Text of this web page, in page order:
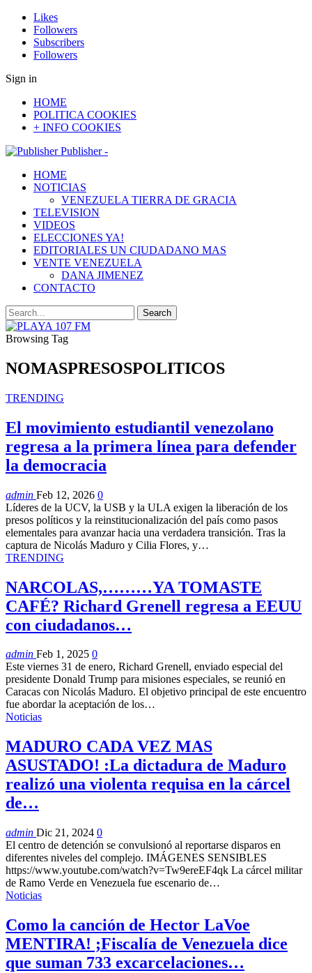
Likes
Followers
Subscribers
Followers
Sign in
HOME
POLITICA COOKIES
+ INFO COOKIES
Publisher -
HOME
NOTICIAS
VENEZUELA TIERRA DE GRACIA
TELEVISION
VIDEOS
ELECCIONES YA!
EDITORIALES UN CIUDADANO MAS
VENTE VENEZUELA
DANA JIMENEZ
CONTACTO
Browsing Tag
NOMASPRESOSPOLITICOS
TRENDING
El movimiento estudiantil venezolano
regresa a la primera línea para defender
la democracia
admin Feb 12, 2026 0
Líderes de la UCV, la USB y la ULA exigen la liberación de los
presos políticos y la reinstitucionalización del país como pasos
elementales para avanzar hacia una verdadera transición. Tras la
captura de Nicolás Maduro y Cilia Flores, y…
TRENDING
NARCOLAS,………YA TOMASTE
CAFÉ? Richard Grenell regresa a EEUU
con ciudadanos…
admin Feb 1, 2025 0
Este viernes 31 de enero, Richard Grenell, enviado especial del
presidente Donald Trump para misiones especiales, se reunió en
Caracas con Nicolás Maduro. El objetivo principal de este encuentro
fue abordar la aceptación de los…
Noticias
MADURO CADA VEZ MAS
ASUSTADO! :La dictadura de Maduro
realizó una violenta requisa en la cárcel
de…
admin Dic 21, 2024 0
El centro de detención se convulsionó al reportarse disparos en
diferentes niveles del complejo. IMÁGENES SENSIBLES
https://www.youtube.com/watch?v=Tw9ereEF4qk La cárcel militar
de Ramo Verde en Venezuela fue escenario de…
Noticias
Como la canción de Hector LaVoe
MENTIRA! ;Fiscalía de Venezuela dice
que suman 733 excarcelaciones…